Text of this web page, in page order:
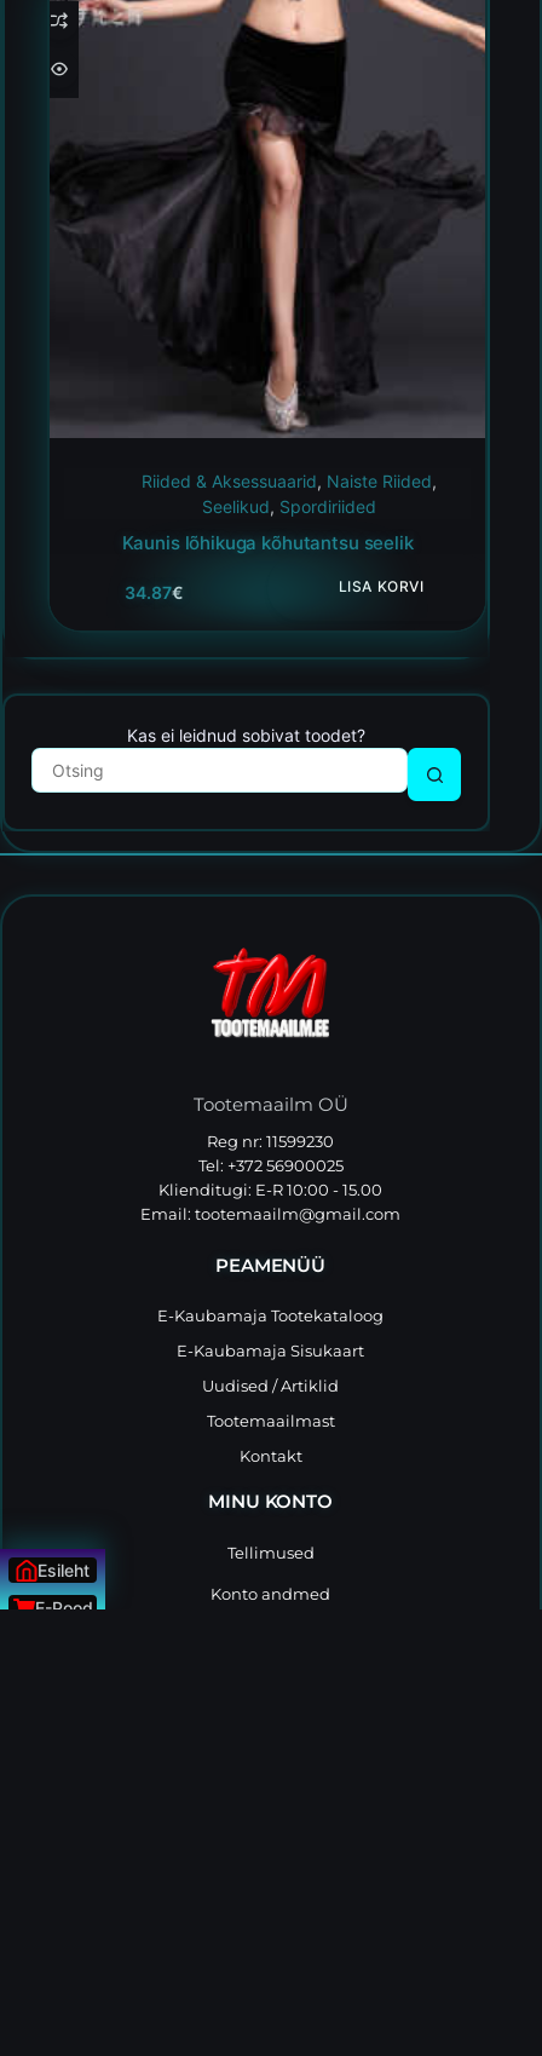
Riided & Aksessuaarid, Naiste Riided,
Seelikud, Spordiriided
Kaunis lõhikuga kõhutantsu seelik
34.87€ LISA KORVI
Kas ei leidnud sobivat toodet?
Tootemaailm OÜ
Reg nr: 11599230
Tel: +372 56900025
Klienditugi: E-R 10:00 - 15.00
Email:tootemaailm@gmail.com
PEAMENÜÜ
E-Kaubamaja Tootekataloog
E-Kaubamaja Sisukaart
Uudised / Artiklid
Tootemaailmast
Kontakt
MINU KONTO
Tellimused
Konto andmed
Esileht
E-Pood